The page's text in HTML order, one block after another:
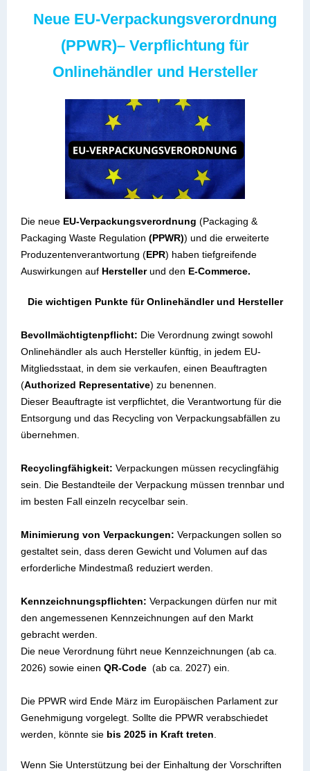
Neue EU-Verpackungsverordnung
(PPWR)– Verpflichtung für
Onlinehändler und Hersteller
Die neue EU-Verpackungsverordnung (Packaging &
Packaging Waste Regulation (PPWR)) und die erweiterte
Produzentenverantwortung (EPR) haben tiefgreifende
Auswirkungen auf Herstellerund den E-Commerce.
Die wichtigen Punkte für Onlinehändler und Hersteller
Bevollmächtigtenpflicht: Die Verordnung zwingt sowohl
Onlinehändler als auch Hersteller künftig, in jedem EU-
Mitgliedsstaat, in dem sie verkaufen, einen Beauftragten
(Authorized Representative) zu benennen.
Dieser Beauftragte ist verpflichtet, die Verantwortung für die
Entsorgung und das Recycling von Verpackungsabfällen zu
übernehmen.
Recyclingfähigkeit: Verpackungen müssen recyclingfähig
sein. Die Bestandteile der Verpackung müssen trennbar und
im besten Fall einzeln recycelbar sein.
Minimierung von Verpackungen: Verpackungen sollen so
gestaltet sein, dass deren Gewicht und Volumen auf das
erforderliche Mindestmaß reduziert werden.
Kennzeichnungspflichten: Verpackungen dürfen nur mit
den angemessenen Kennzeichnungen auf den Markt
gebracht werden.
Die neue Verordnung führt neue Kennzeichnungen (ab ca.
2026) sowie einen QR-Code (ab ca. 2027) ein.
Die PPWR wird Ende März im Europäischen Parlament zur
Genehmigung vorgelegt. Sollte die PPWR verabschiedet
werden, könnte sie bis 2025 in Kraft treten
Wenn Sie Unterstützung bei der Einhaltung der Vorschriften